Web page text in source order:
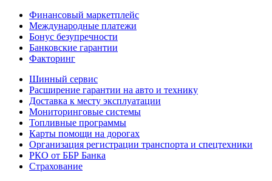
Финансовый маркетплейс
Международные платежи
Бонус безупречности
Банковские гарантии
Факторинг
Шинный сервис
Расширение гарантии на авто и технику
Доставка к месту эксплуатации
Мониторинговые системы
Топливные программы
Карты помощи на дорогах
Организация регистрации транспорта и спецтехники
РКО от ББР Банка
Страхование